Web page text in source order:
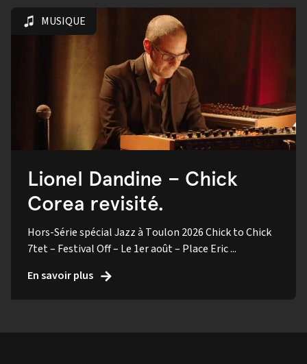
MUSIQUE
Lionel Dandine – Chick
Corea revisité.
Hors-Série spécial Jazz à Toulon 2026 Chick to Chick
7tet – Festival Off – Le 1er août – Place Eric ...
En savoir plus